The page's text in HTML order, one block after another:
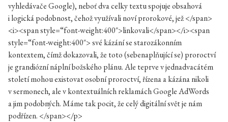
vyhledávače Google), neboť dva celky textu spojuje obsahová
i logická podobnost, čehož využívali noví prorokové, jež </span>
<i><span style=“font-weight:400″>linkovali</span></i><span
style=“font-weight:400″> své kázání se starozákonním
kontextem, čímž dokazovali, že toto (sebenaplňující se) proroctví
je grandiózní náplní božského plánu. Ale teprve v jednadvacátém
století mohou existovat osobní proroctví, řízena a kázána nikoli
v sermonech, ale v kontextuálních reklamách Google AdWords
a jim podobných. Máme tak pocit, že celý digitální svět je nám
podřízen. </span></p>